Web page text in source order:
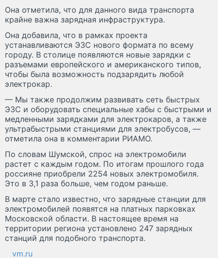
Она отметила, что для данного вида транспорта
крайне важна зарядная инфраструктура.
Она добавила, что в рамках проекта
устанавливаются ЭЗС нового формата по всему
городу. В столице появляются новые зарядки с
разъемами европейского и американского типов,
чтобы была возможность подзарядить любой
электрокар.
— Мы также продолжим развивать сеть быстрых
ЭЗС и оборудовать специальные хабы с быстрыми и
медленными зарядками для электрокаров, а также
ультрабыстрыми станциями для электробусов, —
отметила она в комментарии РИАМО.
По словам Шумской, спрос на электромобили
растет с каждым годом. По итогам прошлого года
россияне приобрели 2254 новых электромобиля.
Это в 3,1 раза больше, чем годом раньше.
В марте стало известно, что зарядные станции для
электромобилей появятся на платных парковках
Московской области. В настоящее время на
территории региона установлено 247 зарядных
станций для подобного транспорта.
vm.ru